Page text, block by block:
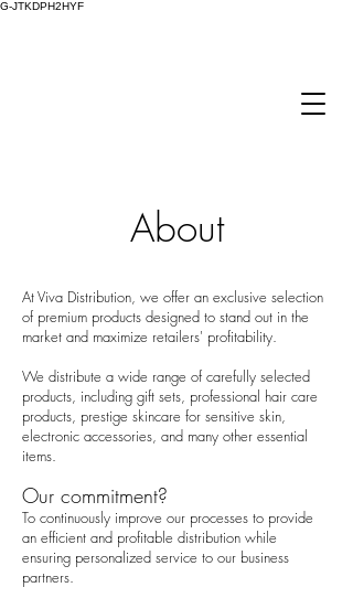
G-JTKDPH2HYF
About
At Viva Distribution, we offer an exclusive selection
of premium products designed to stand out in the
market and maximize retailers' profitability.
We distribute a wide range of carefully selected
products, including gift sets, professional hair care
products, prestige skincare for sensitive skin,
electronic accessories, and many other essential
items.
Our commitment?
To continuously improve our processes to provide
an efficient and profitable distribution while
ensuring personalized service to our business
partners.